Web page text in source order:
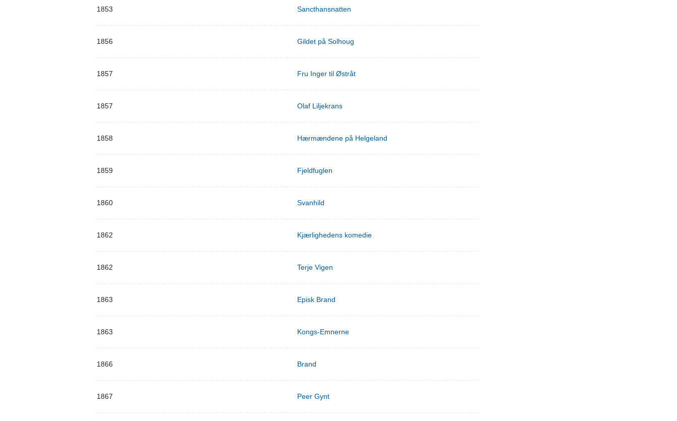
1853 Sancthansnatten
1856 Gildet på Solhoug
1857 Fru Inger til Østråt
1857 Olaf Liljekrans
1858 Hærmændene på Helgeland
1859 Fjeldfuglen
1860 Svanhild
1862 Kjærlighedens komedie
1862 Terje Vigen
1863 Episk Brand
1863 Kongs-Emnerne
1866 Brand
1867 Peer Gynt